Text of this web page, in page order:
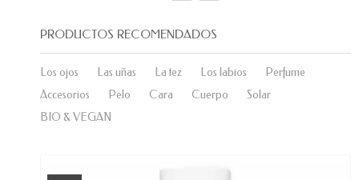
PRODUCTOS RECOMENDADOS
Los ojos Las uñas La tez Los labios
Perfume
Accesorios
Pelo Cara Cuerpo
Solar
BIO & VEGAN